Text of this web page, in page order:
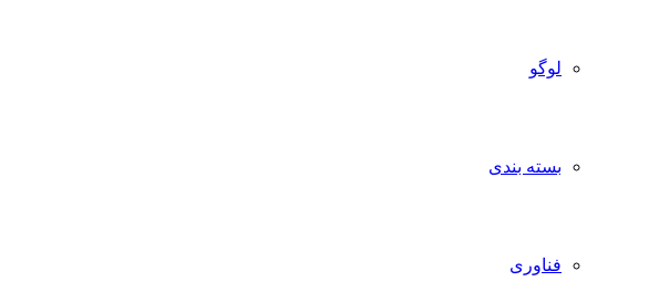
لوگو
بسته بندی
فناوری